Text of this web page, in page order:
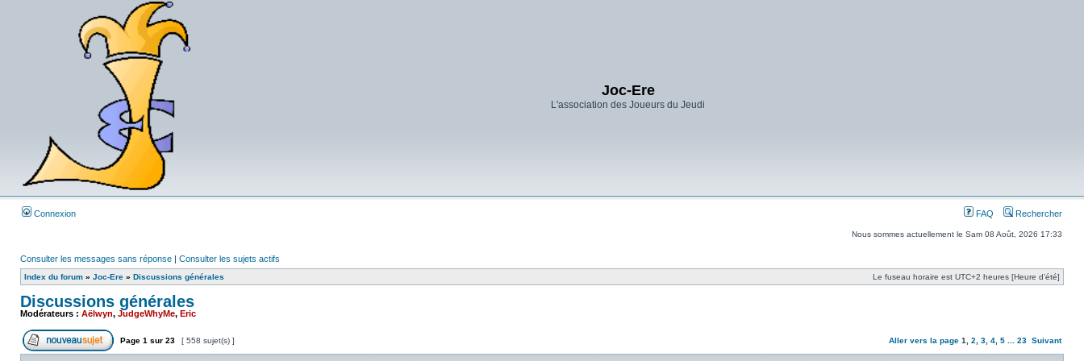
Joc-Ere
L'association des Joueurs du Jeudi
Connexion FAQ Rechercher
Nous sommes actuellement le Sam 08 Août, 2026 17:33
Consulter les messages sans réponse | Consulter les sujets actifs
Index du forum » Joc-Ere » Discussions générales Le fuseau horaire est UTC+2 heures [Heure d’été]
Discussions générales
Modérateurs : Aëlwyn, JudgeWhyMe, Eric
Page 1 sur 23 [ 558 sujet(s) ] Aller vers la page 1 2 3 4 5 23 Suivant